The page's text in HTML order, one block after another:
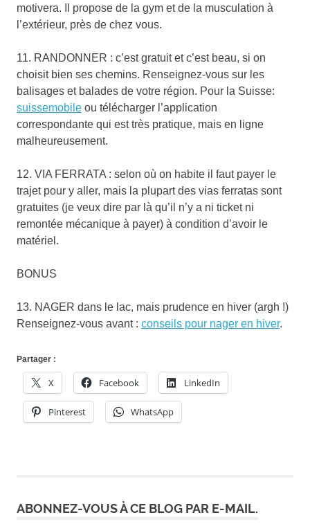
motivera. Il propose de la gym et de la musculation à
l’extérieur, près de chez vous.
11. RANDONNER : c’est gratuit et c’est beau, si on
choisit bien ses chemins. Renseignez-vous sur les
balisages et balades de votre région. Pour la Suisse:
suissemobile ou télécharger l’application
correspondante qui est très pratique, mais en ligne
malheureusement.
12. VIA FERRATA : selon où on habite il faut payer le
trajet pour y aller, mais la plupart des vias ferratas sont
gratuites (je veux dire par là qu’il n’y a ni ticket ni
remontée mécanique à payer) à condition d’avoir le
matériel.
BONUS
13. NAGER dans le lac, mais prudence en hiver (argh !)
Renseignez-vous avant : conseils pour nager en hiver.
Partager :
X Facebook LinkedIn
Pinterest WhatsApp
ABONNEZ-VOUS À CE BLOG PAR E-MAIL.